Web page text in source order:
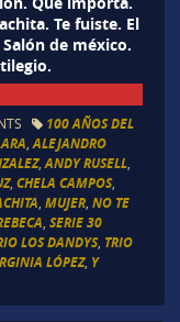
Te fuiste. El
de méxico.
100 AÑOS DEL
ALEJANDRO
, ANDY RUSELL,
, CHELA CAMPOS,
MUJER, NO TE
SERIE 30
LOS DANDYS, TRIO
LÓPEZ, Y